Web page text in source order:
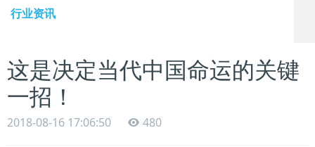
行业资讯
这是决定当代中国命运的关键
一招！
2018-08-16 17:06:50 480